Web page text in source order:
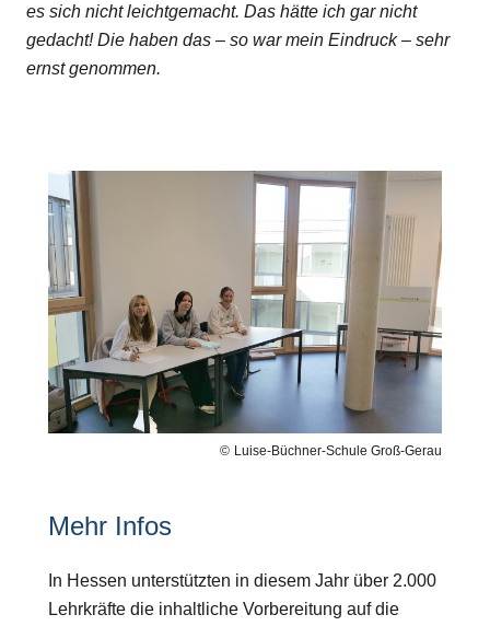
es sich nicht leichtgemacht. Das hätte ich gar nicht
gedacht! Die haben das – so war mein Eindruck – sehr
ernst genommen.
Bilddatei
Luise-Büchner-Schule Groß-Gerau
Mehr Infos
In Hessen unterstützten in diesem Jahr über 2.000
Lehrkräfte die inhaltliche Vorbereitung auf die